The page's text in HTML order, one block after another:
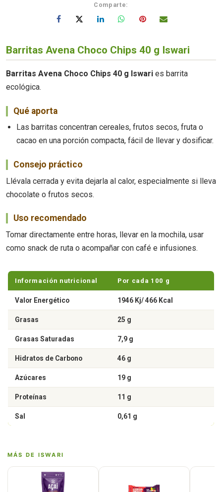
Comparte:
Barritas Avena Choco Chips 40 g Iswari
Barritas Avena Choco Chips 40 g Iswari es barrita
ecológica.
Qué aporta
Las barritas concentran cereales, frutos secos, fruta o
cacao en una porción compacta, fácil de llevar y dosificar.
Consejo práctico
Llévala cerrada y evita dejarla al calor, especialmente si lleva
chocolate o frutos secos.
Uso recomendado
Tomar directamente entre horas, llevar en la mochila, usar
como snack de ruta o acompañar con café e infusiones.
Información nutricional Por cada 100 g
Valor Energético 1946 Kj/ 466 Kcal
Grasas 25 g
Grasas Saturadas 7,9 g
Hidratos de Carbono 46 g
Azúcares 19 g
Proteínas 11 g
Sal 0,61 g
MÁS DE ISWARI